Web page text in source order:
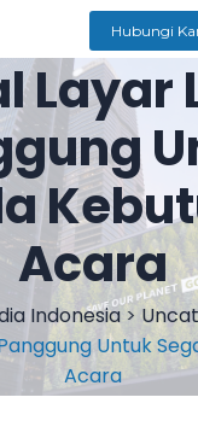
Hubungi
Layar
Acara
Indonesia>
Untuk
Acara